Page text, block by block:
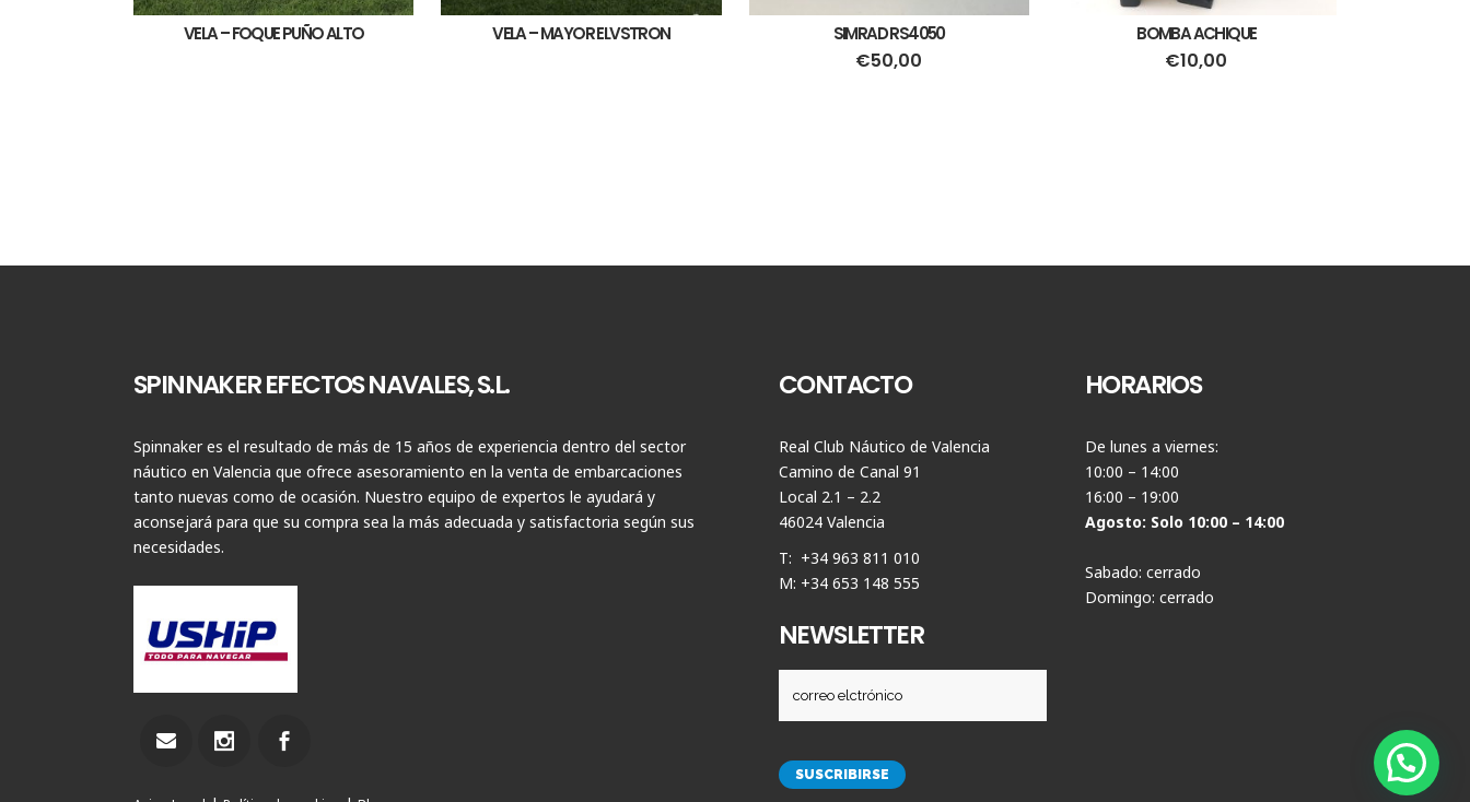
VELA – FOQUE PUÑO ALTO VELA – MAYOR ELVSTRON SIMRAD RS4050
€50,00
BOMBA ACHIQUE
€10,00
SPINNAKER EFECTOS NAVALES, S.L.
Spinnaker es el resultado de más de 15 años de experiencia dentro del sector
náutico en Valencia que ofrece asesoramiento en la venta de embarcaciones
tanto nuevas como de ocasión. Nuestro equipo de expertos le ayudará y
aconsejará para que su compra sea la más adecuada y satisfactoria según sus
necesidades.
CONTACTO
Real Club Náutico de Valencia
Camino de Canal 91
Local 2.1 – 2.2
46024 Valencia
T: +34 963 811 010
M: +34 653 148 555
NEWSLETTER
HORARIOS
De lunes a viernes:
10:00 – 14:00
16:00 – 19:00
Agosto: Solo 10:00 – 14:00
Sabado: cerrado
Domingo: cerrado